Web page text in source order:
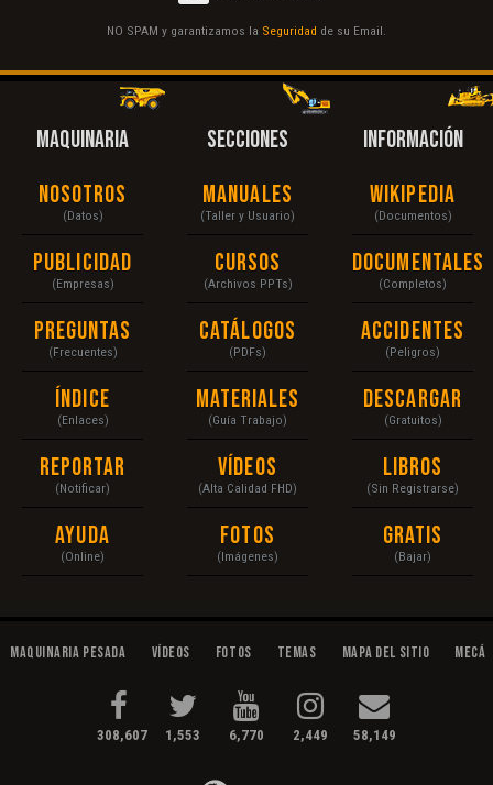
NO SPAM y garantizamos la Seguridad de su Email.
MAQUINARIA
Nosotros
(Datos)
Publicidad
(Empresas)
Preguntas
(Frecuentes)
Índice
(Enlaces)
Reportar
(Notificar)
Ayuda
(Online)
SECCIONES
Manuales
(Taller y Usuario)
Cursos
(Archivos PPTs)
Catálogos
(PDFs)
Materiales
(Guía Trabajo)
Vídeos
(Alta Calidad FHD)
Fotos
(Imágenes)
INFORMACIÓN
Wikipedia
(Documentos)
Documentales
(Completos)
Accidentes
(Peligros)
Descargar
(Gratuitos)
Libros
(Sin Registrarse)
Gratis
(Bajar)
Maquinaria Pesada Vídeos Fotos Temas Mapa del Sitio
308,607 1,553 6,770 2,449 58,149